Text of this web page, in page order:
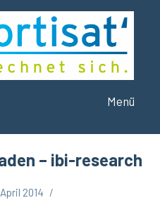
Menü
– ibi-research
2014